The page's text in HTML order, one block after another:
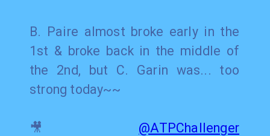
B. Paire almost broke early in the
1st & broke back in the middle of
the 2nd, but C. Garin was... too
strong today~~
🎥 @ATPChallenger